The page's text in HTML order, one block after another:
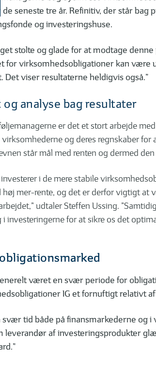
de seneste tre år. Refinitiv, der står
og investeringshuse.
stolte og glade for at modtage
for virksomhedsobligationer kan
Det viser resultaterne heldigvis også.”
analyse bag resultater
er det et stort arbejde
virksomhederne og deres regnskaber for
står mål med renten og dermed
investerer i de mere stabile
høj mer-rente, og det er derfor vigtigt at
udtaler Steffen Ussing.
i investeringerne for at sikre os det
været en svær periode for
IG et fornuftigt relativt
svær tid både på finansmarkederne og
leverandør af investeringsprodukter